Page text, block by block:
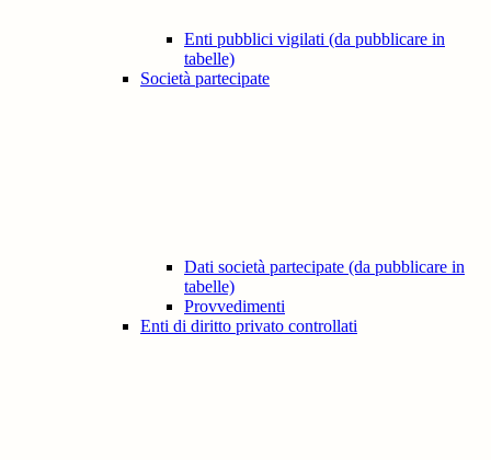
Enti pubblici vigilati (da pubblicare in
tabelle)
Società partecipate
Dati società partecipate (da pubblicare in
tabelle)
Provvedimenti
Enti di diritto privato controllati